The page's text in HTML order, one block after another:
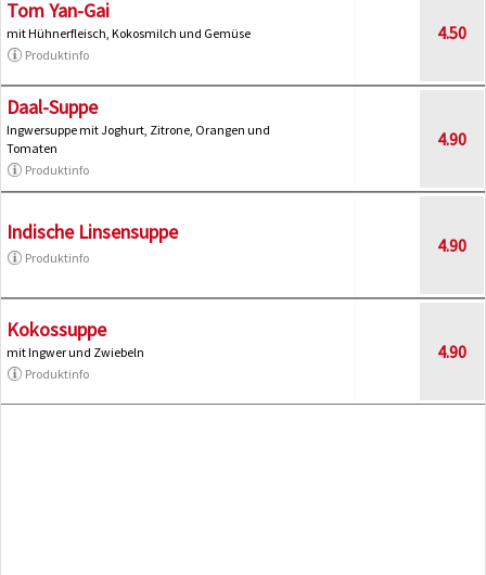
Tom Yan-Gai
mit Hühnerfleisch, Kokosmilch und Gemüse
Produktinfo
4.50
Daal-Suppe
Ingwersuppe mit Joghurt, Zitrone, Orangen und
Tomaten
Produktinfo
4.90
Indische Linsensuppe
Produktinfo
4.90
Kokossuppe
mit Ingwer und Zwiebeln
Produktinfo
4.90